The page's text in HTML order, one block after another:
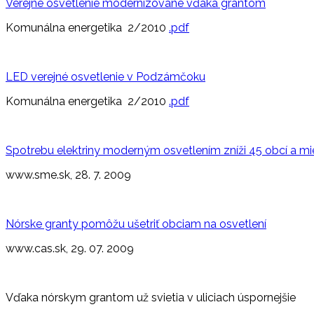
Verejné osvetlenie modernizované vďaka grantom
Komunálna energetika 2/2010 .pdf
LED verejné osvetlenie v Podzámčoku
Komunálna energetika 2/2010 .pdf
Spotrebu elektriny moderným osvetlením zníži 45 obcí a
www.sme.sk, 28. 7. 2009
Nórske granty pomôžu ušetriť obciam na osvetlení
www.cas.sk, 29. 07. 2009
Vďaka nórskym grantom už svietia v uliciach úspornejšie